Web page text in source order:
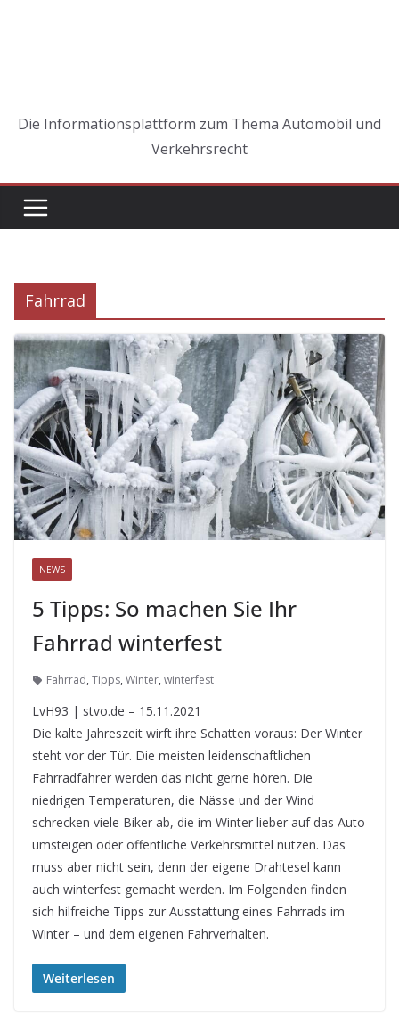
Die Informationsplattform zum Thema Automobil und
Verkehrsrecht
Fahrrad
NEWS
5 Tipps: So machen Sie Ihr
Fahrrad winterfest
Fahrrad, Tipps, Winter, winterfest
LvH93 | stvo.de – 15.11.2021
Die kalte Jahreszeit wirft ihre Schatten voraus: Der Winter
steht vor der Tür. Die meisten leidenschaftlichen
Fahrradfahrer werden das nicht gerne hören. Die
niedrigen Temperaturen, die Nässe und der Wind
schrecken viele Biker ab, die im Winter lieber auf das Auto
umsteigen oder öffentliche Verkehrsmittel nutzen. Das
muss aber nicht sein, denn der eigene Drahtesel kann
auch winterfest gemacht werden. Im Folgenden finden
sich hilfreiche Tipps zur Ausstattung eines Fahrrads im
Winter – und dem eigenen Fahrverhalten.
Weiterlesen